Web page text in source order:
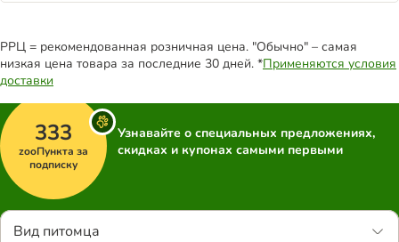
РРЦ = рекомендованная розничная цена. "Обычно" – самая
низкая цена товара за последние 30 дней. *Применяются условия
доставки
333
zooПункта за
подписку
Узнавайте о специальных предложениях,
скидках и купонах самыми первыми
Вид питомца